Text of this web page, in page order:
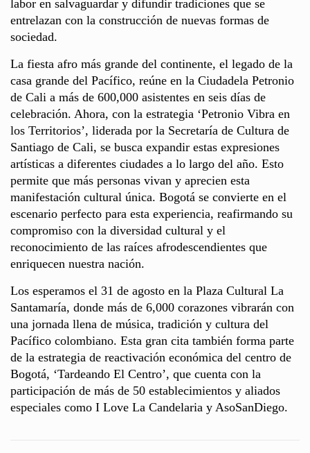
labor en salvaguardar y difundir tradiciones que se
entrelazan con la construcción de nuevas formas de
sociedad.
La fiesta afro más grande del continente, el legado de la
casa grande del Pacífico, reúne en la Ciudadela Petronio
de Cali a más de 600,000 asistentes en seis días de
celebración. Ahora, con la estrategia ‘Petronio Vibra en
los Territorios’, liderada por la Secretaría de Cultura de
Santiago de Cali, se busca expandir estas expresiones
artísticas a diferentes ciudades a lo largo del año. Esto
permite que más personas vivan y aprecien esta
manifestación cultural única. Bogotá se convierte en el
escenario perfecto para esta experiencia, reafirmando su
compromiso con la diversidad cultural y el
reconocimiento de las raíces afrodescendientes que
enriquecen nuestra nación.
Los esperamos el 31 de agosto en la Plaza Cultural La
Santamaría, donde más de 6,000 corazones vibrarán con
una jornada llena de música, tradición y cultura del
Pacífico colombiano. Esta gran cita también forma parte
de la estrategia de reactivación económica del centro de
Bogotá, ‘Tardeando El Centro’, que cuenta con la
participación de más de 50 establecimientos y aliados
especiales como I Love La Candelaria y AsoSanDiego.